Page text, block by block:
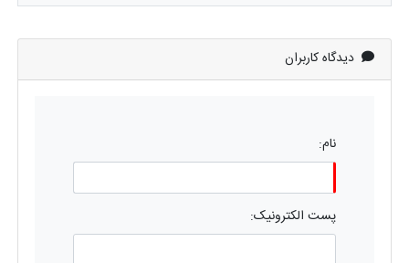
دیدگاه کاربران
نام:
پست الکترونیک: